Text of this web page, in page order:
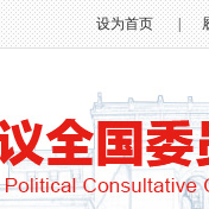
设为首页